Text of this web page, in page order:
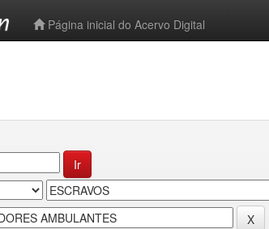
Página inicial do Acervo Digital